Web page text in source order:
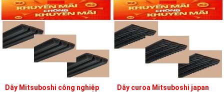
Dây Mitsuboshi công nghiệp
Dây curoa Mitsuboshi japan